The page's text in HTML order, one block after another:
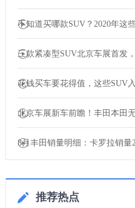
不知道买哪款SUV？2020年这
三款紧凑型SUV北京车展首发
花钱买车要花得值，这些SUV
北京车展新车前瞻！丰田本田
8月丰田销量明细：卡罗拉销量
推荐热点